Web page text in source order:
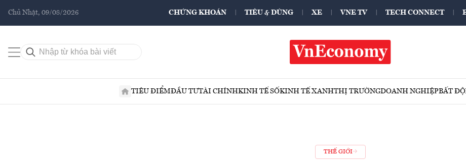
Chủ Nhật, 09/08/2026 CHỨNG KHOÁN TIÊU & DÙNG XE VNE TV TECH CONNECT
TIÊU ĐIỂMĐẦU TƯTÀI CHÍNHKINH TẾ SỐKINH TẾ XANHTHỊ TRƯỜNGDOANH NGHIỆPBẤT
THẾ GIỚI